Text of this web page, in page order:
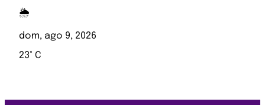
🌦️
dom, ago 9, 2026
23° C